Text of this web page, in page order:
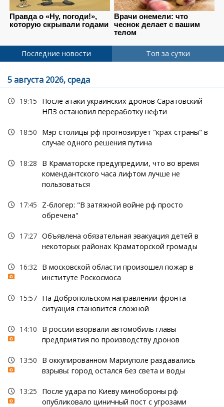
Последние новости Топ за сутки
5 августа 2026, среда
19:15
После атаки украинских дронов Саратовский
НПЗ остановил переработку нефти
18:50
Мэр столицы рф прогнозирует "крах страны" в
случае одного решения путина
18:28
В Краматорске предупредили, что во время
комендантского часа лифтом лучше не
пользоваться
17:45
Z-блогер: "В затяжной войне рф просто
обречена"
17:27 Объявлена обязательная эвакуация детей в
некоторых районах Краматорской громады
16:32 В московской области произошел пожар в
институте Роскосмоса
15:57 На Добропольском направлении фронта
ситуация становится сложной
14:10
В россии взорвали автомобиль главы
предприятия по производству дронов
13:50
В оккупированном Мариуполе раздавались
взрывы: город остался без света и воды
13:25
После удара по Киеву минобороны рф
опубликовало циничный пост с угрозами